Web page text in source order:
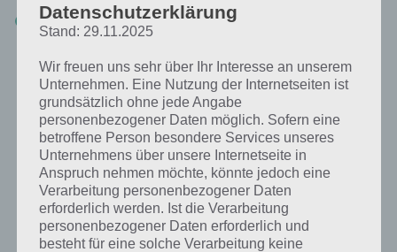
Zur Übersicht:4 Bilder 1 Wort Lösungen zu Landleben im Mai
2021!
Datenschutzerklärung
Stand: 29.11.2025
Wir freuen uns sehr über Ihr Interesse an unserem
Unternehmen. Eine Nutzung der Internetseiten ist
grundsätzlich ohne jede Angabe
personenbezogener Daten möglich. Sofern eine
betroffene Person besondere Services unseres
Unternehmens über unsere Internetseite in
Anspruch nehmen möchte, könnte jedoch eine
Verarbeitung personenbezogener Daten
erforderlich werden. Ist die Verarbeitung
personenbezogener Daten erforderlich und
besteht für eine solche Verarbeitung keine